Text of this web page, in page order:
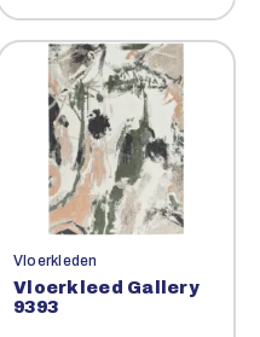
Vloerkleden
Vloerkleed Gallery
9393